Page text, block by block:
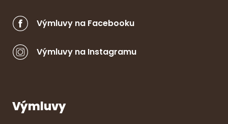
Výmluvy na Facebooku
Výmluvy na Instagramu
Výmluvy